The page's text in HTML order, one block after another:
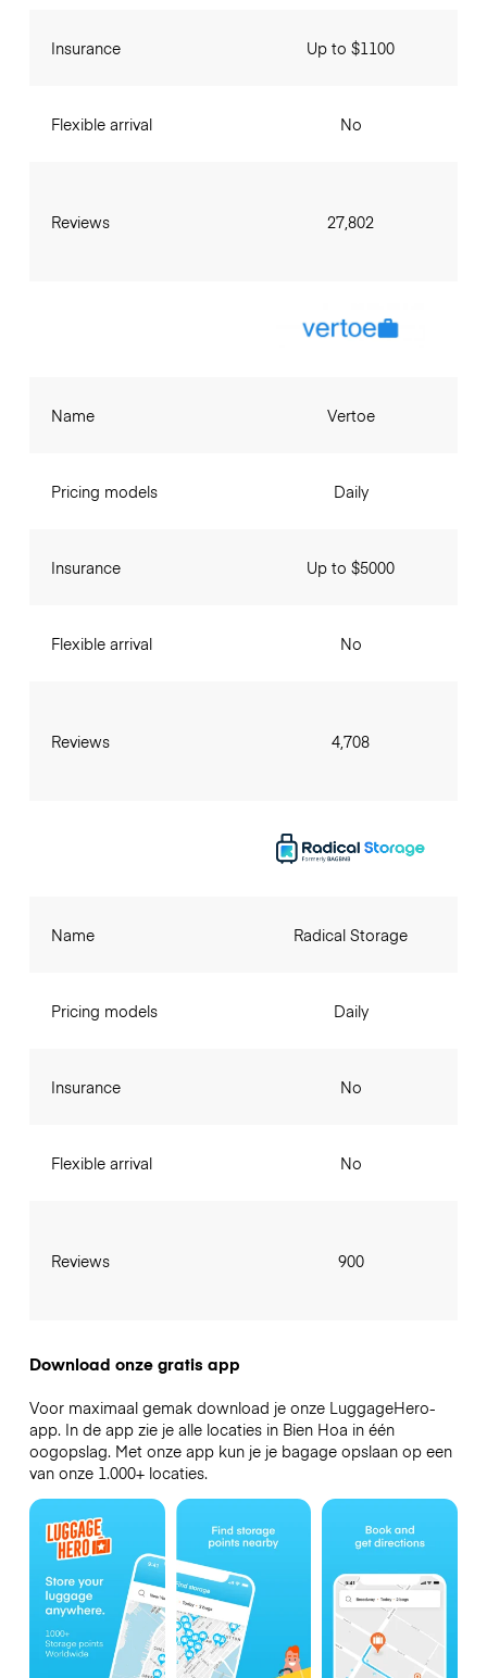
Insurance
Flexible arrival
Reviews
Up to $1100
No
27,802
Name
Pricing models
Insurance
Flexible arrival
Reviews
Vertoe
Daily
Up to $5000
No
4,708
Name
Pricing models
Insurance
Flexible arrival
Reviews
Radical Storage
Daily
No
No
900
Download onze gratis app
Voor maximaal gemak download je onze LuggageHero-
app. In de app zie je alle locaties in Bien Hoa in één
oogopslag. Met onze app kun je je bagage opslaan op een
van onze 1.000+ locaties.